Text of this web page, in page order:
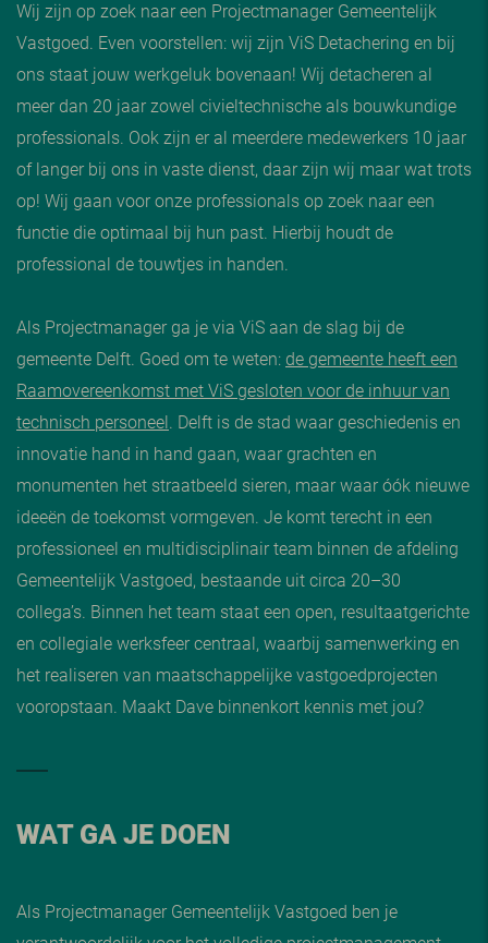
Wij zijn op zoek naar een Projectmanager Gemeentelijk
Vastgoed. Even voorstellen: wij zijn ViS Detachering en bij
ons staat jouw werkgeluk bovenaan! Wij detacheren al
meer dan 20 jaar zowel civieltechnische als bouwkundige
professionals. Ook zijn er al meerdere medewerkers 10 jaar
of langer bij ons in vaste dienst, daar zijn wij maar wat trots
op! Wij gaan voor onze professionals op zoek naar een
functie die optimaal bij hun past. Hierbij houdt de
professional de touwtjes in handen.
Als Projectmanager ga je via ViS aan de slag bij de
gemeente Delft. Goed om te weten:de gemeente heeft een
Raamovereenkomst met ViS gesloten voor de inhuur van
technisch personeel. Delft is de stad waar geschiedenis en
innovatie hand in hand gaan, waar grachten en
monumenten het straatbeeld sieren, maar waar óók nieuwe
ideeën de toekomst vormgeven. Je komt terecht in een
professioneel en multidisciplinair team binnen de afdeling
Gemeentelijk Vastgoed, bestaande uit circa 20–30
collega’s. Binnen het team staat een open, resultaatgerichte
en collegiale werksfeer centraal, waarbij samenwerking en
het realiseren van maatschappelijke vastgoedprojecten
vooropstaan. Maakt Dave binnenkort kennis met jou?
WAT GA JE DOEN
Als Projectmanager Gemeentelijk Vastgoed ben je